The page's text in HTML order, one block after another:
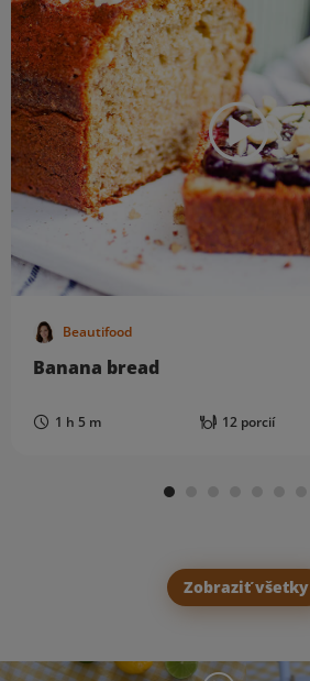
Beautifood
Banana bread
1 h 5 m 12 porcií
Zobraziť všetky